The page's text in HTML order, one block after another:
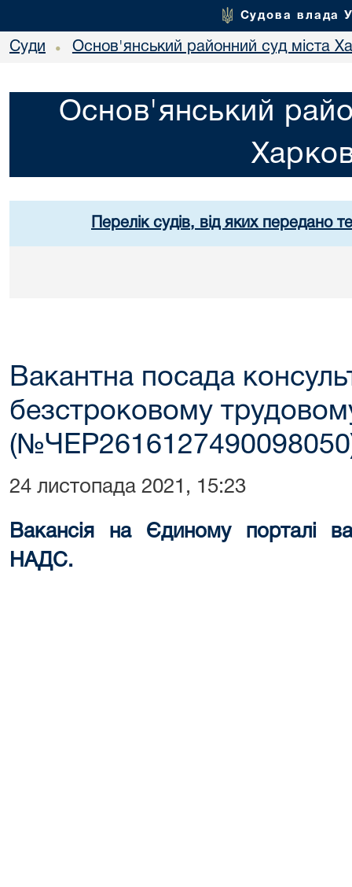
Судова влада
Суди • Основ'янський районний суд міста
Основ'янський
Перелік судів, від яких передано
Вакантна посада
безстроковому
24 листопада 2021, 15:23
Вакансія на Єдиному порталі
НАДС.